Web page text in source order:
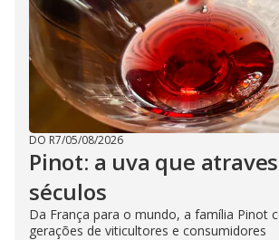
DO R7/05/08/2026
Pinot: a uva que
séculos
Da França para o mundo, a família Pinot
gerações de viticultores e consumidores